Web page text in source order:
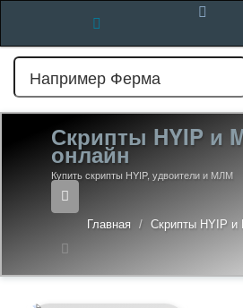
Скрипты HYIP и
онлайн
Купить скрипты HYIP, удвоители и МЛМ
Главная Скрипты HYIP и